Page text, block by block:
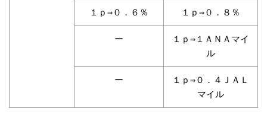
１ｐ⇒０．６％ １ｐ⇒０．８％
ー
１ｐ⇒１ＡＮＡマイ
ル
ー
１ｐ⇒０．４ＪＡＬ
マイル